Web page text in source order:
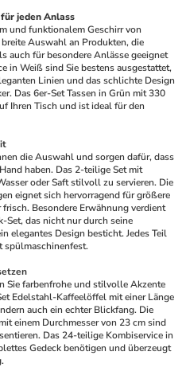
jeden Anlass
und funktionalem Geschirr von
Auswahl an Produkten, die
auch für besondere Anlässe geeignet
in Weiß sind Sie bestens ausgestattet,
Linien und das schlichte Design
Das 6er-Set Tassen in Grün mit 330
Ihren Tisch und ist ideal für den
die Auswahl und sorgen dafür, dass
haben. Das 2-teilige Set mit
oder Saft stilvoll zu servieren. Die
eignet sich hervorragend für größere
Besondere Erwähnung verdient
Set, das nicht nur durch seine
elegantes Design besticht. Jedes Teil
spülmaschinenfest.
Sie farbenfrohe und stilvolle Akzente
Edelstahl-Kaffeelöffel mit einer Länge
auch ein echter Blickfang. Die
einem Durchmesser von 23 cm sind
Das 24-teilige Kombiservice in
Gedeck benötigen und überzeugt